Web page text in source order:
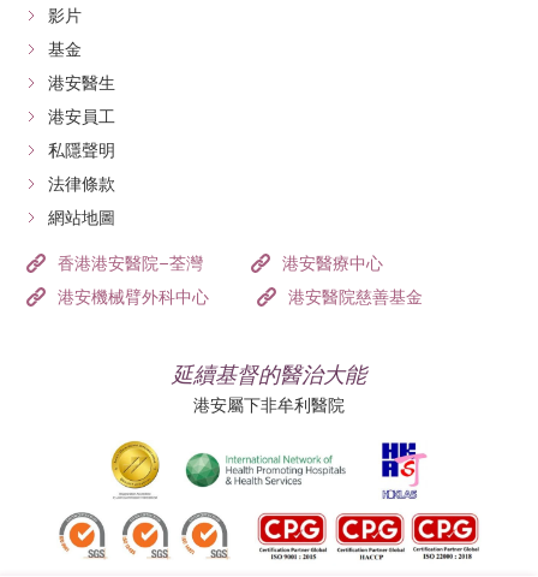
影片
基金
港安醫生
港安員工
私隱聲明
法律條款
網站地圖
香港港安醫院–荃灣
港安醫療中心
港安機械臂外科中心
港安醫院慈善基金
延續基督的醫治大能
港安屬下非牟利醫院